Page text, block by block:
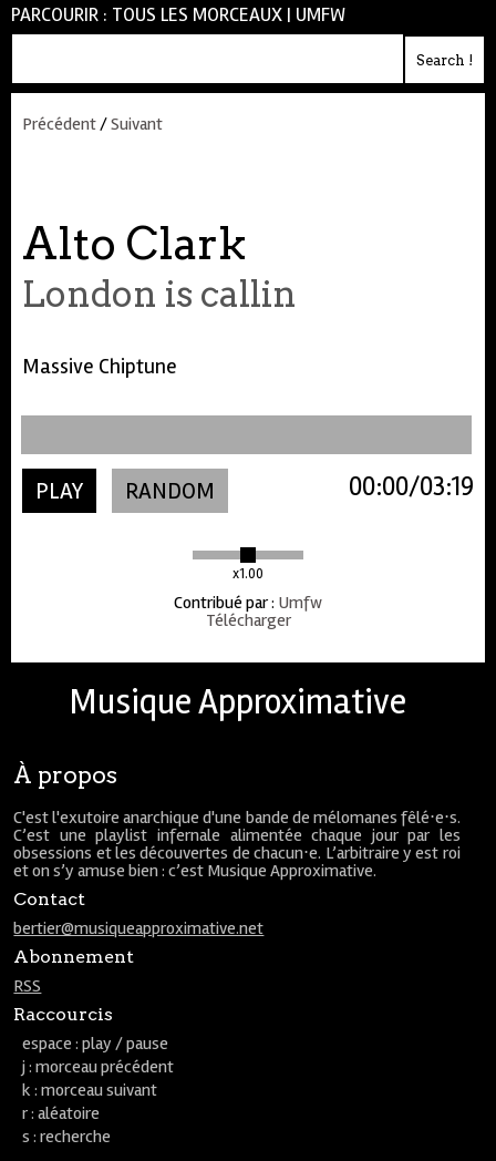
PARCOURIR : TOUS LES MORCEAUX | UMFW
Précédent/Suivant
Alto Clark
London is callin
Massive Chiptune
PLAY RANDOM
x1.00
03:19
00:00
Contribué par: Umfw
Télécharger
Musique Approximative
À propos
C'est l'exutoire anarchique d'une bande de mélomanes fêlé⋅e⋅s.
C’est une playlist infernale alimentée chaque jour par les
obsessions et les découvertes de chacun⋅e. L’arbitraire y est roi
et on s’y amuse bien : c’est Musique Approximative.
Contact
bertier@musiqueapproximative.net
Abonnement
RSS
Raccourcis
espace : play / pause
j : morceau précédent
k : morceau suivant
r : aléatoire
s : recherche